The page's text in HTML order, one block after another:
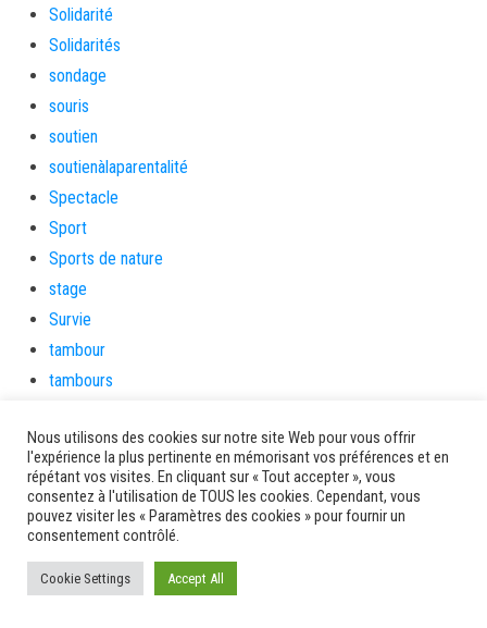
Solidarité
Solidarités
sondage
souris
soutien
soutienàlaparentalité
Spectacle
Sport
Sports de nature
stage
Survie
tambour
tambours
Terres de patrimoine et de culture
Terres gourmandes
théâtre
Tourisme
toussaint
tradition
Nous utilisons des cookies sur notre site Web pour vous offrir
l'expérience la plus pertinente en mémorisant vos préférences et en
répétant vos visites. En cliquant sur « Tout accepter », vous
consentez à l'utilisation de TOUS les cookies. Cependant, vous
pouvez visiter les « Paramètres des cookies » pour fournir un
consentement contrôlé.
Cookie Settings Accept All